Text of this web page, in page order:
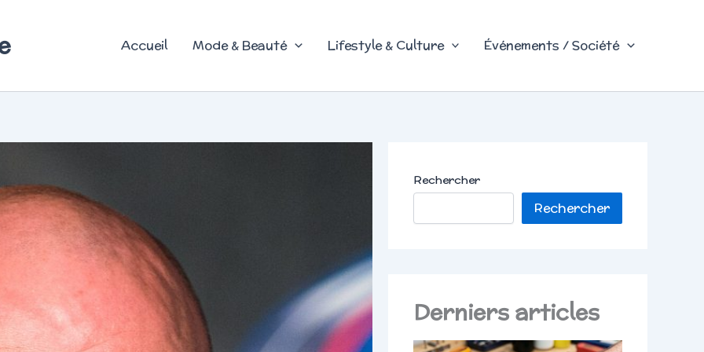
Accueil Mode & Beauté Lifestyle & Culture Événements / Société
Rechercher
Rechercher
Derniers articles